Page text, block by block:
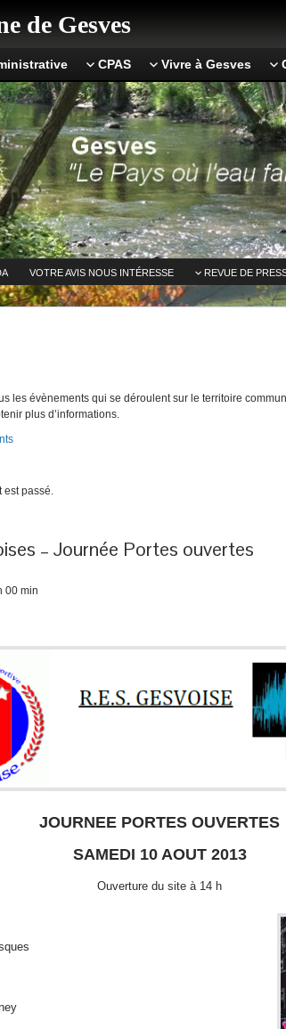
de Gesves
CPAS Vivre à Gesves
VOTRE AVIS NOUS INTÉRESSE REVUE DE
les évènements qui se déroulent sur le territoire
plus d’informations.
est passé.
– Journée Portes ouvertes
00 min
JOURNEE PORTES OUVERTES
SAMEDI 10 AOUT 2013
Ouverture du site à 14 h